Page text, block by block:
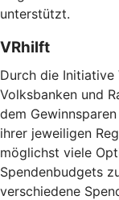
unterstützt.
VRhilft
Durch die Initiative
Volksbanken und
dem
ihrer jeweiligen
möglichst viele
Spendenbudgets
verschiedene